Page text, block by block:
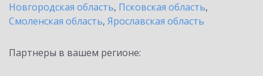
Новгородская область, Псковская область,
Смоленская область, Ярославская область
Партнеры в вашем регионе: